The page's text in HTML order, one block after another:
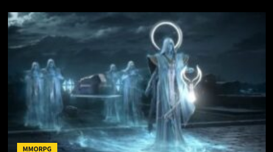
Lord
the
откладывает
повышение
цен
MMORPG